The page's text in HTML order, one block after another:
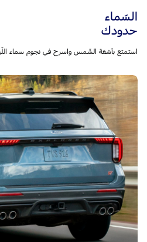
السّماء
حدودك
استمتع بأشعّة الشّمس واسرح في نجوم سماء